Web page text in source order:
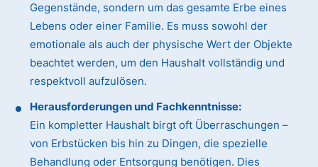
Gegenstände, sondern um das gesamte Erbe eines
Lebens oder einer Familie. Es muss sowohl der
emotionale als auch der physische Wert der Objekte
beachtet werden, um den Haushalt vollständig und
respektvoll aufzulösen.
Herausforderungen und Fachkenntnisse:
Ein kompletter Haushalt birgt oft Überraschungen –
von Erbstücken bis hin zu Dingen, die spezielle
Behandlung oder Entsorgung benötigen. Dies